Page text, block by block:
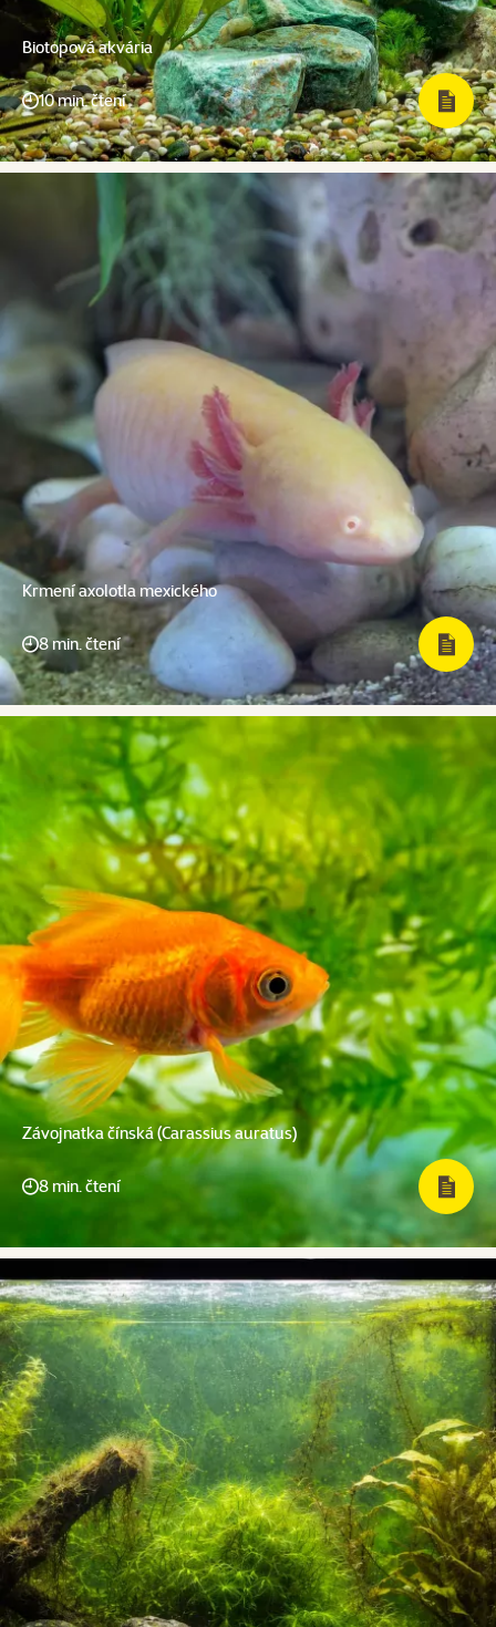
Biotopová akvária
10 min. čtení
Krmení axolotla mexického
8 min. čtení
Závojnatka čínská (Carassius auratus)
8 min. čtení